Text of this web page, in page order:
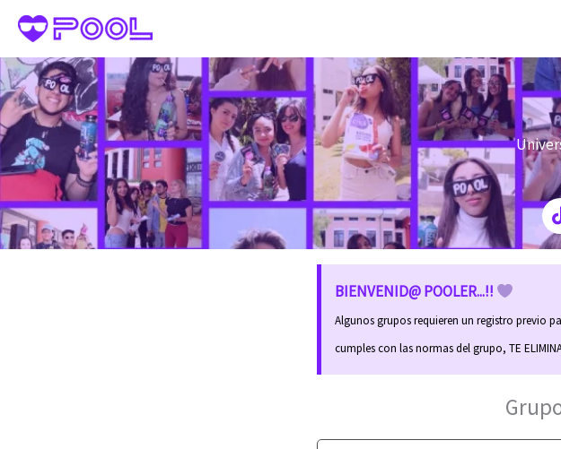
contenido
BIENVENID@ POOLER...!!
Algunos grupos requieren un registro previo
cumples con las normas del grupo, TE